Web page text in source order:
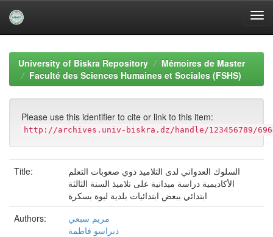
navigationUniversity of Biskra Repository
Mémoires de Master
Faculté des Sciences Humaines et Sociales (FSHS)
Please use this identifier to cite or link to this item:
http://archives.univ-biskra.dz/handle/123456789/
Title:
السلوك العدواني لدى التلاميذ ذوي صعوبات التعلم
الأكاديمية دراسة ميدانية على تلاميذ السنة الثالثة
ابتدائي ببعض ابتدائيات بلدية ليوة بسكرة
Authors:
مريم سبعي
دبراسو فاطمة